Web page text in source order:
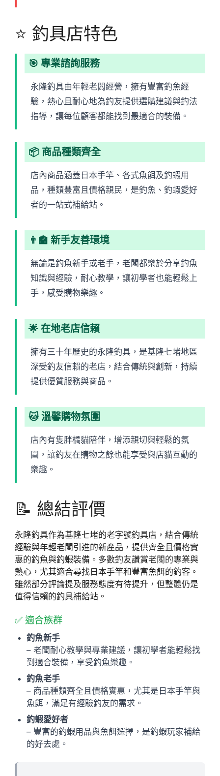
⭐ 釣具店特色
🎯 專業諮詢服務
永隆釣具由年輕老闆經營，擁有豐富釣魚經
驗，熱心且耐心地為釣友提供選購建議與釣法
指導，讓每位顧客都能找到最適合的裝備。
📦 商品種類齊全
店內商品涵蓋日本手竿、各式魚餌及釣蝦用
品，種類豐富且價格親民，是釣魚、釣蝦愛好
者的一站式補給站。
👨‍🏫 新手友善環境
無論是釣魚新手或老手，老闆都樂於分享釣魚
知識與經驗，耐心教學，讓初學者也能輕鬆上
手，感受購物樂趣。
🌟 在地老店信賴
擁有三十年歷史的永隆釣具，是基隆七堵地區
深受釣友信賴的老店，結合傳統與創新，持續
提供優質服務與商品。
🐱 溫馨購物氛圍
店內有隻胖橘貓陪伴，增添親切與輕鬆的氛
圍，讓釣友在購物之餘也能享受與店貓互動的
樂趣。
📝 總結評價
永隆釣具作為基隆七堵的老字號釣具店，結合傳統
經驗與年輕老闆引進的新產品，提供齊全且價格實
惠的釣魚與釣蝦裝備。多數釣友讚賞老闆的專業與
熱心，尤其適合尋找日本手竿和豐富魚餌的釣客。
雖然部分評論提及服務態度有待提升，但整體仍是
值得信賴的釣具補給站。
✅ 適合族群
釣魚新手
– 老闆耐心教學與專業建議，讓初學者能輕鬆找
到適合裝備，享受釣魚樂趣。
釣魚老手
– 商品種類齊全且價格實惠，尤其是日本手竿與
魚餌，滿足有經驗釣友的需求。
釣蝦愛好者
– 豐富的釣蝦用品與魚餌選擇，是釣蝦玩家補給
的好去處。